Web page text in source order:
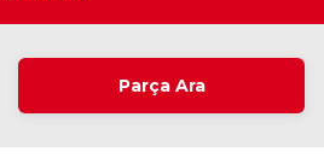
Parça Ara